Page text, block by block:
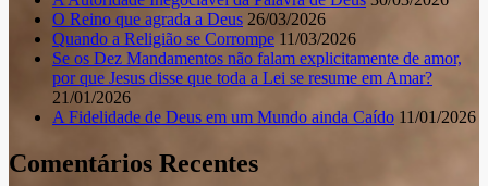
O Reino que agrada a Deus 26/03/2026
Quando a Religião se Corrompe 11/03/2026
Se os Dez Mandamentos não falam explicitamente de amor,
por que Jesus disse que toda a Lei se resume em Amar?
21/01/2026
A Fidelidade de Deus em um Mundo ainda Caído 11/01/2026
Comentários Recentes